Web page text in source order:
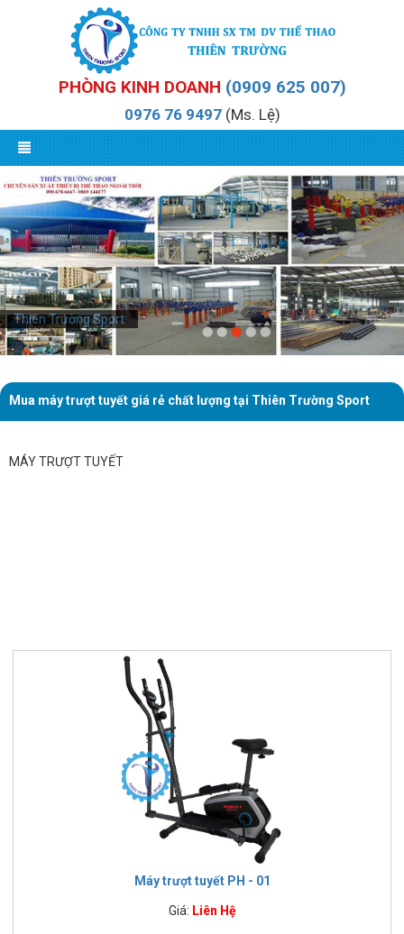
PHÒNG KINH DOANH (0909 625 007)
0976 76 9497(Ms. Lệ)
Thiên Trường Sport
Mua máy trượt tuyết giá rẻ chất lượng tại Thiên Trường Sport
MÁY TRƯỢT TUYẾT
Máy trượt tuyết PH - 01
Giá: Liên Hệ